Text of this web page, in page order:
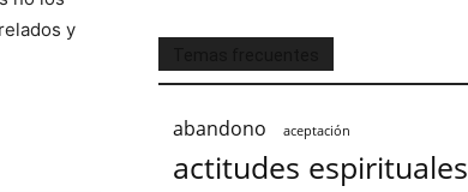
y
abandono aceptación
actitudes espirituales